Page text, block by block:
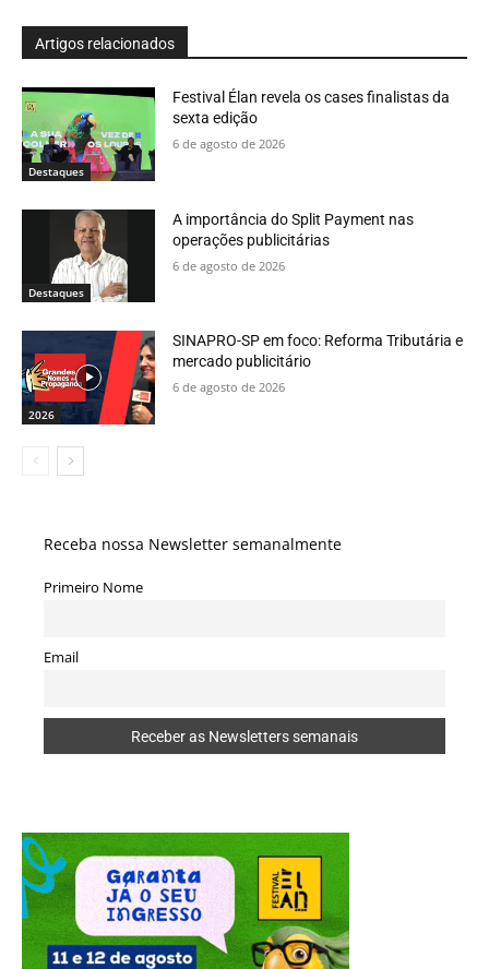
Artigos relacionados
Destaques
Festival Élan revela os cases finalistas da
sexta edição
6 de agosto de 2026
Destaques
A importância do Split Payment nas
operações publicitárias
6 de agosto de 2026
2026
SINAPRO-SP em foco: Reforma Tributária e
mercado publicitário
6 de agosto de 2026
Receba nossa Newsletter semanalmente
Primeiro Nome
Email